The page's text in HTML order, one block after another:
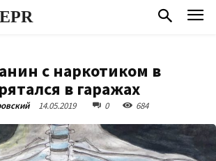
с наркотиком в
в гаражах
14.05.2019 0 684